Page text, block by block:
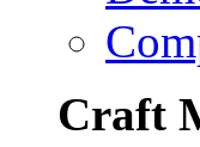
Craft